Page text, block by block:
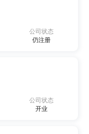
公司状态
仍注册
公司状态
开业